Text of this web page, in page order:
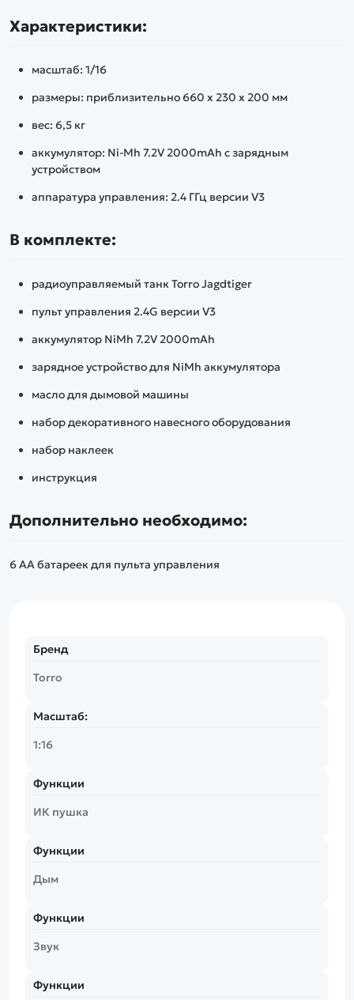
Характеристики:
масштаб: 1/16
размеры: приблизительно 660 x 230 x 200 мм
вес: 6,5 кг
аккумулятор: Ni-Mh 7.2V 2000mAh с зарядным
устройством
аппаратура управления: 2.4 ГГц версии V3
В комплекте:
радиоуправляемый танк Torro Jagdtiger
пульт управления 2.4G версии V3
аккумулятор NiMh 7.2V 2000mAh
зарядное устройство для NiMh аккумулятора
масло для дымовой машины
набор декоративного навесного оборудования
набор наклеек
инструкция
Дополнительно необходимо:
6 АА батареек для пульта управления
Бренд
Torro
Масштаб:
1:16
Функции
ИК пушка
Функции
Дым
Функции
Звук
Функции